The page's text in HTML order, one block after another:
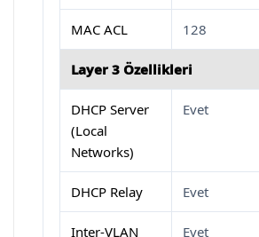
MAC ACL 128
Layer 3 Özellikleri
DHCP Server
(Local
Networks)
Evet
DHCP Relay Evet
Inter-VLAN Evet